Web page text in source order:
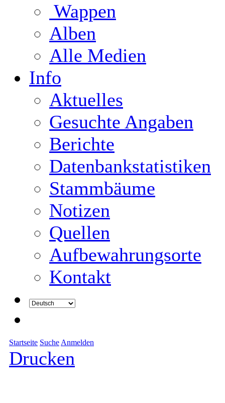
Wappen
Alben
Alle Medien
Info
Aktuelles
Gesuchte Angaben
Berichte
Datenbankstatistiken
Stammbäume
Notizen
Quellen
Aufbewahrungsorte
Kontakt
Startseite Suche Anmelden
Drucken